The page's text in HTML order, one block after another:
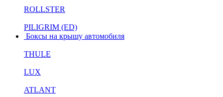
ROLLSTER
PILIGRIM (ED)
Боксы на крышу автомобиля
THULE
LUX
ATLANT